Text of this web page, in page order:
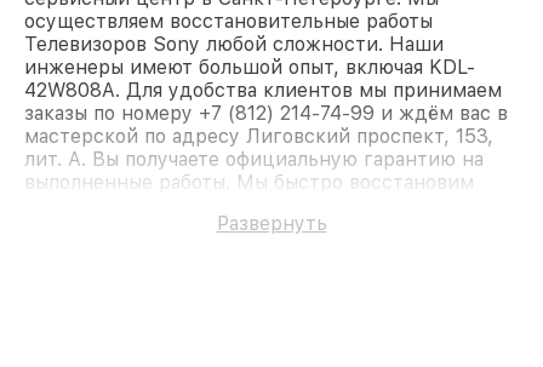
осуществляем восстановительные работы
Телевизоров Sony любой сложности. Наши
инженеры имеют большой опыт, включая KDL-
42W808A. Для удобства клиентов мы принимаем
заказы по номеру +7 (812) 214-74-99 и ждём вас в
мастерской по адресу Лиговский проспект, 153,
лит. А. Вы получаете официальную гарантию на
выполненные работы. Мы быстро восстановим
Развернуть